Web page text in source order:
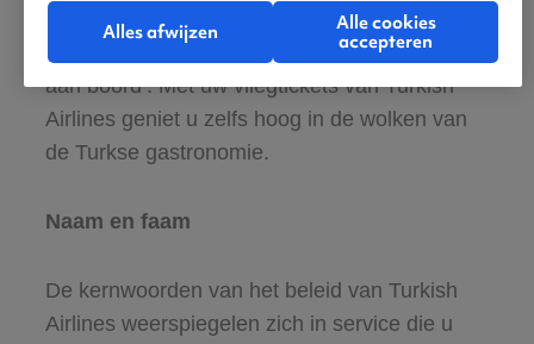
Turkish Airlines ook snel aan. De service aan
boord is smaakvol door het concept van ‘kok
aan boord’. Met uw vliegtickets van Turkish
Airlines geniet u zelfs hoog in de wolken van
de Turkse gastronomie.
Naam en faam
De kernwoorden van het beleid van Turkish
Airlines weerspiegelen zich in service die u
Alles afwijzen
Alle cookies
accepteren